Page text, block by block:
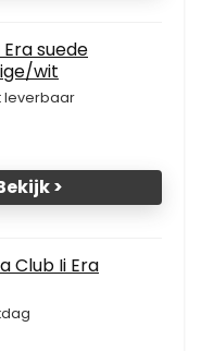
suede
wit
leverbaar
>
Club Ii Era